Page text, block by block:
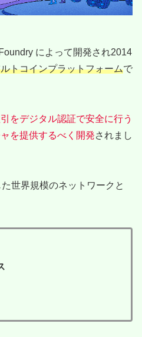
によって開発され2014
トコインプラットフォームで
をデジタル認証で安全に行う
を提供するべく開発されまし
世界規模のネットワークと